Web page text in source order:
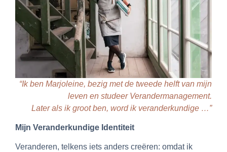
“Ik ben Marjoleine, bezig met de tweede helft van mijn
leven en studeer Verandermanagement.
Later als ik groot ben, word ik veranderkundige …”
Mijn Veranderkundige Identiteit
Veranderen, telkens iets anders creëren: omdat ik